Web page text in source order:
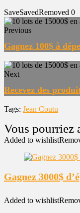
SaveSavedRemoved 0
Previous
Gagnez 100$ à
Next
Recevez des
Tags: Jean Coutu
Added to wishlist
Gagnez 3000$
Added to wishlist